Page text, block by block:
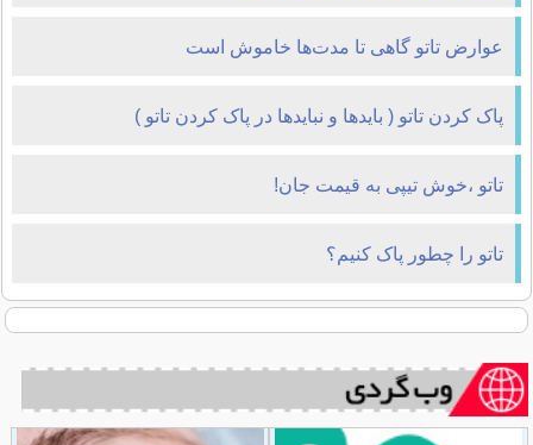
عوارض تاتو گاهی تا مدت‌ها خاموش است
پاک کردن تاتو ( بایدها و نبایدها در پاک کردن تاتو )
تاتو ،خوش تیپی به قیمت جان!
تاتو را چطور پاک کنیم؟